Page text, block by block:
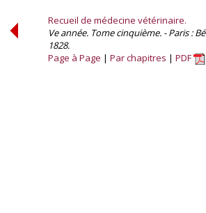
Recueil de médecine vétérinaire.
Ve année. Tome cinquième. - Paris :
1828.
Page à Page
Par chapitres PDF